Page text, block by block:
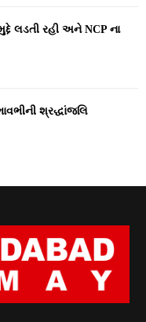
લડતી રહી અને NCP ના
શ્રદ્ધાંજલિ